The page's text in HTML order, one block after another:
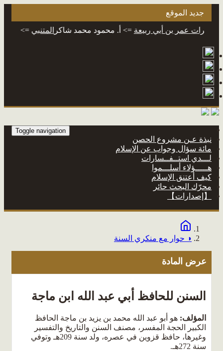
جديد الموقع
المتنبي=> أ. محمود عمر بن أبي ربيعة=> أ. محمود محمد شاكر
Toggle navigation
نبذة عـن مشروع الحصن
مائة سؤال وجواب عن الإسلام
لـــدي استــفــسارات
هـــــؤلاء أسلـــموا
كيف أعتنق الإسلام
محرّك البحث حائر
【إصدارات】
◑ حوار مع منكري السنة
عرض المادة
السنن للحافظ أبي عبد الله ابن ماجة
المؤلف: هو أبو عبد الله محمد بن يزيد بن ماجة الحافظ
الكبير الحجة المفسر، مصنف السنن والتاريخ والتفسير
وغيرها، حافظ قزوين في عصره، ولد سنة 209هـ وتوفي
سنة 272هـ.